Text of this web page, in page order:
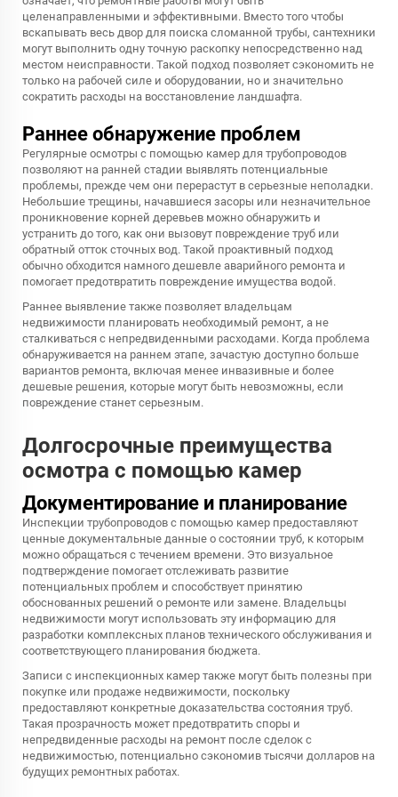
целенаправленными и эффективными. Вместо того чтобы
вскапывать весь двор для поиска сломанной трубы, сантехники
могут выполнить одну точную раскопку непосредственно над
местом неисправности. Такой подход позволяет сэкономить не
только на рабочей силе и оборудовании, но и значительно
сократить расходы на восстановление ландшафта.
Раннее обнаружение проблем
Регулярные осмотры с помощью камер для трубопроводов
позволяют на ранней стадии выявлять потенциальные
проблемы, прежде чем они перерастут в серьезные неполадки.
Небольшие трещины, начавшиеся засоры или незначительное
проникновение корней деревьев можно обнаружить и
устранить до того, как они вызовут повреждение труб или
обратный отток сточных вод. Такой проактивный подход
обычно обходится намного дешевле аварийного ремонта и
помогает предотвратить повреждение имущества водой.
Раннее выявление также позволяет владельцам
недвижимости планировать необходимый ремонт, а не
сталкиваться с непредвиденными расходами. Когда проблема
обнаруживается на раннем этапе, зачастую доступно больше
вариантов ремонта, включая менее инвазивные и более
дешевые решения, которые могут быть невозможны, если
повреждение станет серьезным.
Долгосрочные преимущества
осмотра с помощью камер
Документирование и планирование
Инспекции трубопроводов с помощью камер предоставляют
ценные документальные данные о состоянии труб, к которым
можно обращаться с течением времени. Это визуальное
подтверждение помогает отслеживать развитие
потенциальных проблем и способствует принятию
обоснованных решений о ремонте или замене. Владельцы
недвижимости могут использовать эту информацию для
разработки комплексных планов технического обслуживания и
соответствующего планирования бюджета.
Записи с инспекционных камер также могут быть полезны при
покупке или продаже недвижимости, поскольку
предоставляют конкретные доказательства состояния труб.
Такая прозрачность может предотвратить споры и
непредвиденные расходы на ремонт после сделок с
недвижимостью, потенциально сэкономив тысячи долларов на
будущих ремонтных работах.